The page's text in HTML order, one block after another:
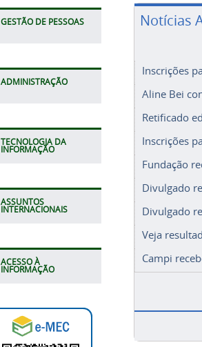
GESTÃO DE PESSOAS
ADMINISTRAÇÃO
TECNOLOGIA DA
INFORMAÇÃO
ASSUNTOS
INTERNACIONAIS
ACESSO À
INFORMAÇÃO
Notícias
Inscrições
Aline Bei
Retificado
Inscrições
Fundação
Divulgado
Divulgado
Veja
Campi